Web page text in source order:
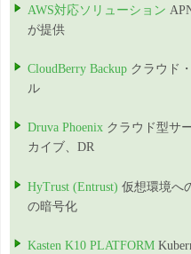
AWS対応ソリューション
が提供
CloudBerry Backup クラウド
ル
Druva Phoenix クラウド型サ
カイブ、DR
HyTrust (Entrust) 仮想環境へ
の暗号化
Kasten K10 PLATFORM